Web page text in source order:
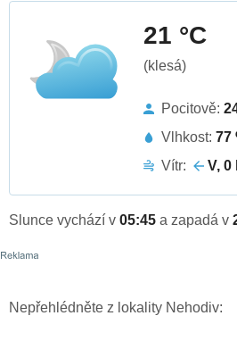
21 °C
(klesá)
Pocitově:
Vlhkost: 77
Vítr:
V, 0
Slunce vychází v 05:45 a zapadá v
Nepřehlédněte z lokality Nehodiv: